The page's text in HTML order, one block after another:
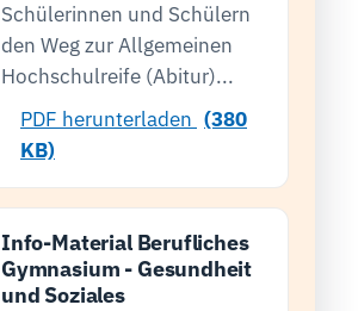
Schülerinnen und Schülern
den Weg zur Allgemeinen
Hochschulreife (Abitur)...
PDF herunterladen (380
KB)
Info-Material Berufliches
Gymnasium - Gesundheit
und Soziales